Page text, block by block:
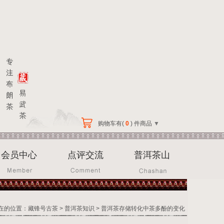
会员中心 点评交流 普洱茶山
购物车有( 0 ) 件商品 ▼
的位置： 藏锋号古茶 > 普洱茶知识 > 普洱茶存储转化中茶多酚的变化